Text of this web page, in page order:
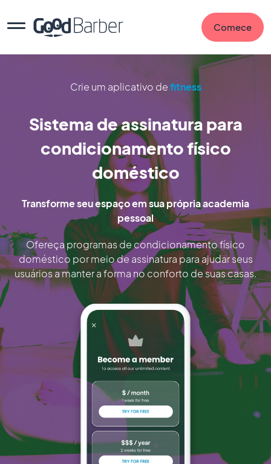
Comece
Crie um aplicativo defitness
Sistema de assinatura para
condicionamento físico
doméstico
Transforme seu espaço em sua própria academia
pessoal
Ofereça programas de condicionamento físico
doméstico por meio de assinatura para ajudar seus
usuários a manter a forma no conforto de suas casas.